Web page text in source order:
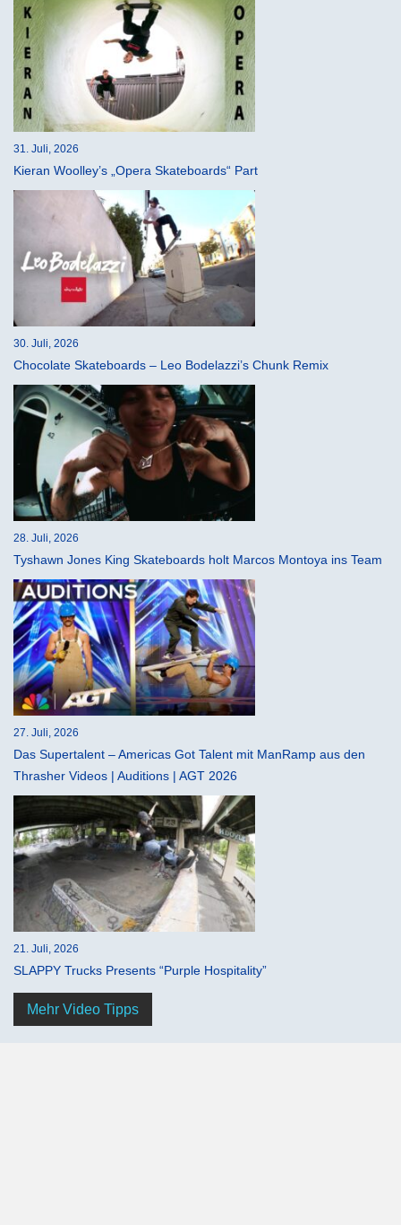
31. Juli, 2026
Kieran Woolley’s „Opera Skateboards“ Part
30. Juli, 2026
Chocolate Skateboards – Leo Bodelazzi’s Chunk Remix
28. Juli, 2026
Tyshawn Jones King Skateboards holt Marcos Montoya ins Team
27. Juli, 2026
Das Supertalent – Americas Got Talent mit ManRamp aus den
Thrasher Videos | Auditions | AGT 2026
21. Juli, 2026
SLAPPY Trucks Presents “Purple Hospitality”
Mehr Video Tipps